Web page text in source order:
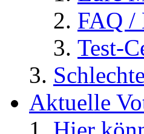
FAQ /
Test-
Aktuelle